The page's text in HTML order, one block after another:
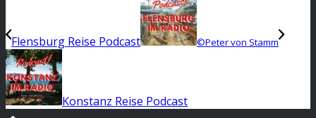
Flensburg Reise Podcast ©Peter von Stamm
Konstanz Reise Podcast